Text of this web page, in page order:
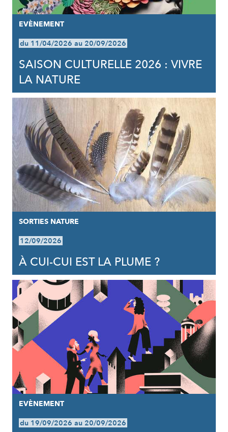
EVÈNEMENT
du 11/04/2026 au 20/09/2026
SAISON CULTURELLE 2026 : VIVRE
LA NATURE
SORTIES NATURE
12/09/2026
À CUI-CUI EST LA PLUME ?
EVÈNEMENT
du 19/09/2026 au 20/09/2026